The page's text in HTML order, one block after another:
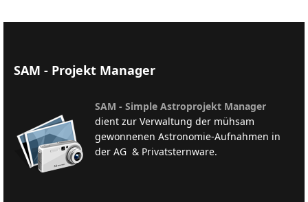
SAM - Projekt Manager
SAM - Simple Astroprojekt Manager
dient zur Verwaltung der mühsam
gewonnenen Astronomie-Aufnahmen in
der AG & Privatsternware.